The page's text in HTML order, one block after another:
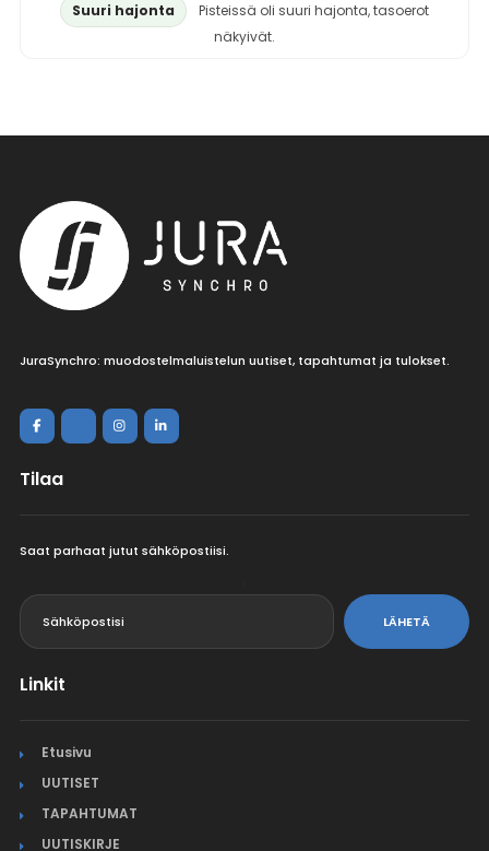
Suuri hajonta
Pisteissä oli suuri hajonta, tasoerot
näkyivät.
JuraSynchro: muodostelmaluistelun uutiset, tapahtumat ja tulokset.
Tilaa
Saat parhaat jutut sähköpostiisi.
LÄHETÄ
Linkit
Etusivu
UUTISET
TAPAHTUMAT
UUTISKIRJE